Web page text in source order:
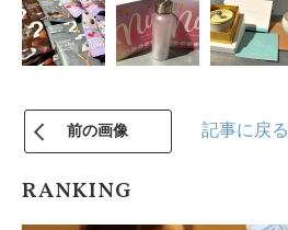
前の画像 記事に戻る
RANKING